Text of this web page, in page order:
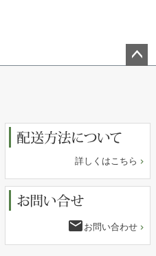
詳しくはこちら
email お問い合わせ